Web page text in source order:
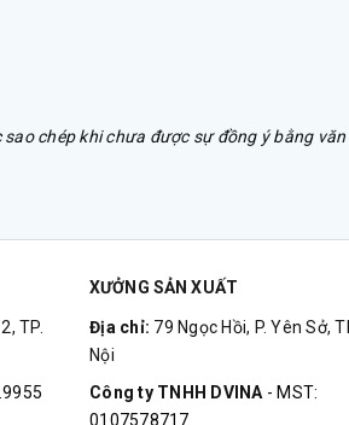
chép khi chưa được sự đồng ý bằng
TP.
XƯỞNG SẢN XUẤT
Địa chỉ: 79 Ngọc Hồi, P. Yên Sở,
Nội
Công ty TNHH DVINA - MST:
0107578717